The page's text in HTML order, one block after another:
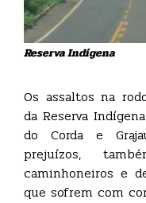
Reserva Indígena
Os assaltos na
da Reserva
do Corda e
prejuízos,
caminhoneiros e
que sofrem com